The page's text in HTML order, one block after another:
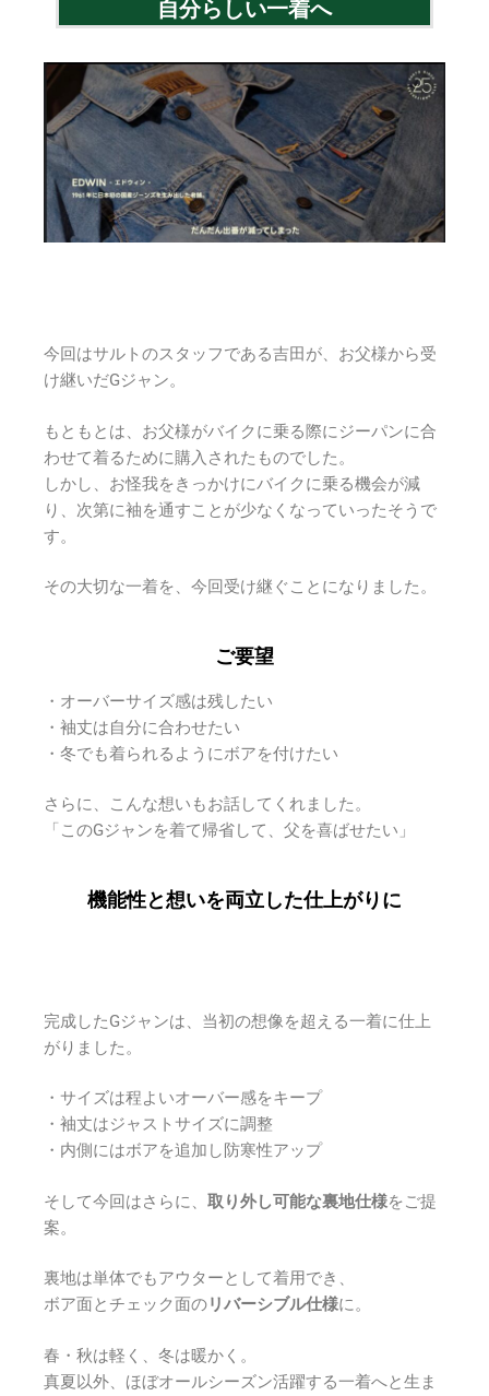
自分らしい一着へ
今回はサルトのスタッフである吉田が、お父様から受
け継いだGジャン。
もともとは、お父様がバイクに乗る際にジーパンに合
わせて着るために購入されたものでした。
しかし、お怪我をきっかけにバイクに乗る機会が減
り、次第に袖を通すことが少なくなっていったそうで
す。
その大切な一着を、今回受け継ぐことになりました。
ご要望
・オーバーサイズ感は残したい
・袖丈は自分に合わせたい
・冬でも着られるようにボアを付けたい
さらに、こんな想いもお話してくれました。
「このGジャンを着て帰省して、父を喜ばせたい」
機能性と想いを両立した仕上がりに
完成したGジャンは、当初の想像を超える一着に仕上
がりました。
・サイズは程よいオーバー感をキープ
・袖丈はジャストサイズに調整
・内側にはボアを追加し防寒性アップ
そして今回はさらに、 取り外し可能な裏地仕様をご提
案。
裏地は単体でもアウターとして着用でき、
ボア面とチェック面のリバーシブル仕様に。
春・秋は軽く、冬は暖かく。
真夏以外、ほぼオールシーズン活躍する一着へと生ま